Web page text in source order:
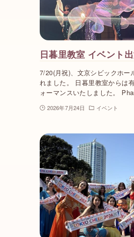
日暮里教室 イベント
7/20(月祝)、文京シビックホー
れました。 日暮里教室からは
ォーマンスいたしました。
2026年7月24日 イベント